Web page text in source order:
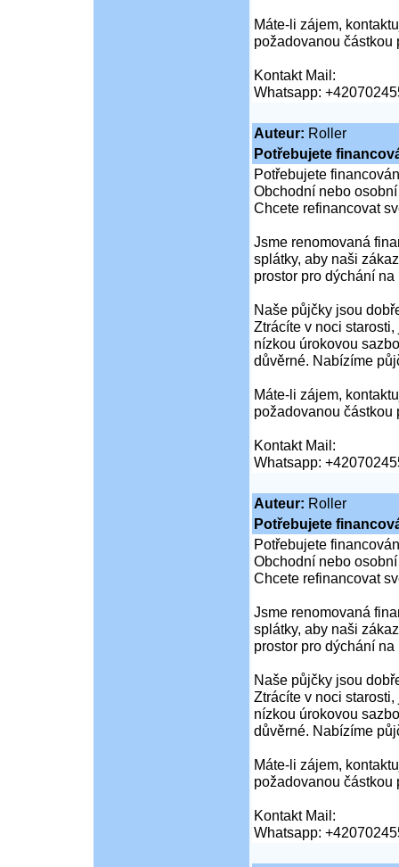
Máte-li zájem,
požadovanou částkou
Kontakt Mail:
Whatsapp:
Auteur: Roller
Potřebujete
Potřebujete
Obchodní nebo
Chcete refinancovat
Jsme renomovaná
splátky, aby naši
prostor pro dýchání
Naše půjčky jsou
Ztrácíte v noci
nízkou úrokovou
důvěrné. Nabízíme
Máte-li zájem,
požadovanou částkou
Kontakt Mail:
Whatsapp:
Auteur: Roller
Potřebujete
Potřebujete
Obchodní nebo
Chcete refinancovat
Jsme renomovaná
splátky, aby naši
prostor pro dýchání
Naše půjčky jsou
Ztrácíte v noci
nízkou úrokovou
důvěrné. Nabízíme
Máte-li zájem,
požadovanou částkou
Kontakt Mail:
Whatsapp: